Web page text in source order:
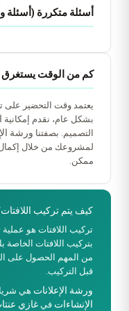
أسئلة متكررة (أسئلة
كم من الوقت يستغرق
يعتمد وقت التحضير على
بشكل عام، نقدم إمكانية
التصميم. بصفتنا ورشة
لمشروعك من خلال
ممكن.
كيف يتم تركيب
تركيب اللافتات هو
بتركيب اللافتات
من المهم الحصول على
قبل التركيب.
ورشة الإعلانات هي
الإنشاءات فيغازي